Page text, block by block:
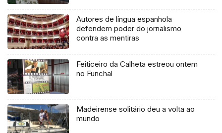
Autores de língua espanhola
defendem poder do jornalismo
contra as mentiras
Feiticeiro da Calheta estreou ontem
no Funchal
Madeirense solitário deu a volta ao
mundo